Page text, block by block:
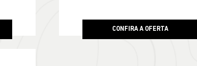
CONFIRA A OFERTA